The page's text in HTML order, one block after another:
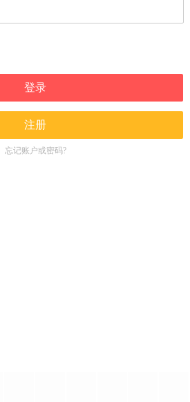
登录
注册
忘记账户或密码?